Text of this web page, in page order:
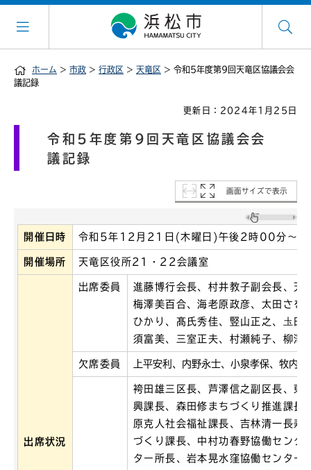
ホーム > 市政 > 行政区 > 天竜区 > 令和5年度第9回天竜区協議会会
議記録
更新日：2024年1月25日
令和5年度第9回天竜区協議会会
議記録
画面サイズで表示
開催日時 令和5年12月21日(木曜日)午後2時00分～3
開催場所 天竜区役所21・22会議室
出席状況
出席委員
進藤博行会長、村井教子副会長、天
梅澤美百合、海老原政彦、太田さを
ひかり、髙氏秀佳、竪山正之、圡田
須富美、三室正夫、村瀬純子、柳澤
欠席委員 上平安利、内野永士、小泉孝保、牧内
袴田雄三区長、芦澤信之副区長、東
興課長、森田修まちづくり推進課長
原克人社会福祉課長、吉林清一長寿
づくり課長、中村功春野協働センタ
ター所長、岩本晃水窪協働センター